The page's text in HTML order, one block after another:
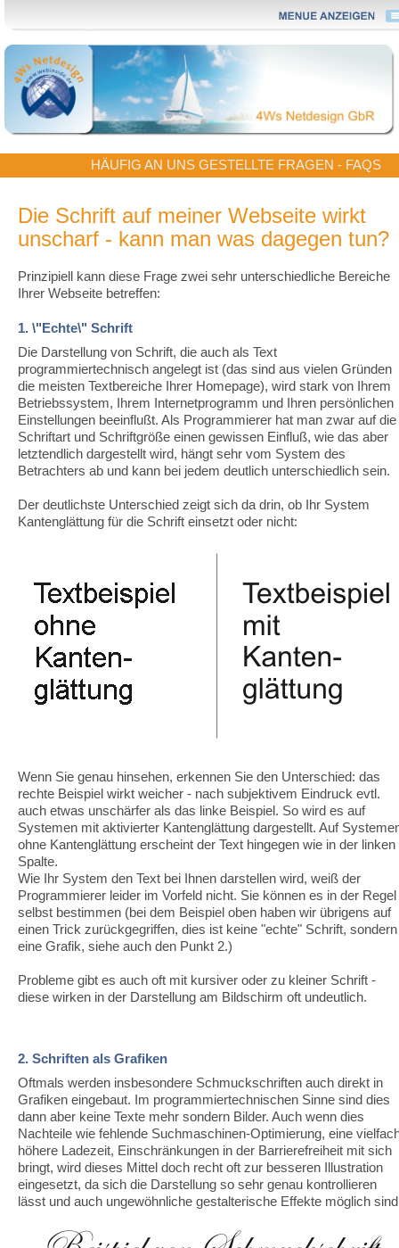
HÄUFIG AN UNS GESTELLTE FRAGEN - FAQS
Die Schrift auf meiner Webseite wirkt
unscharf - kann man was dagegen tun?
Prinzipiell kann diese Frage zwei sehr unterschiedliche Bereiche
Ihrer Webseite betreffen:
1. \"Echte\" Schrift
Die Darstellung von Schrift, die auch als Text
programmiertechnisch angelegt ist (das sind aus vielen Gründen
die meisten Textbereiche Ihrer Homepage), wird stark von Ihrem
Betriebssystem, Ihrem Internetprogramm und Ihren persönlichen
Einstellungen beeinflußt. Als Programmierer hat man zwar auf die
Schriftart und Schriftgröße einen gewissen Einfluß, wie das aber
letztendlich dargestellt wird, hängt sehr vom System des
Betrachters ab und kann bei jedem deutlich unterschiedlich sein.
Der deutlichste Unterschied zeigt sich da drin, ob Ihr System
Kantenglättung für die Schrift einsetzt oder nicht:
Wenn Sie genau hinsehen, erkennen Sie den Unterschied: das
rechte Beispiel wirkt weicher - nach subjektivem Eindruck evtl.
auch etwas unschärfer als das linke Beispiel. So wird es auf
Systemen mit aktivierter Kantenglättung dargestellt. Auf
ohne Kantenglättung erscheint der Text hingegen wie in der linken
Spalte.
Wie Ihr System den Text bei Ihnen darstellen wird, weiß der
Programmierer leider im Vorfeld nicht. Sie können es in der Regel
selbst bestimmen (bei dem Beispiel oben haben wir übrigens auf
einen Trick zurückgegriffen, dies ist keine "echte" Schrift, sondern
eine Grafik, siehe auch den Punkt 2.)
Probleme gibt es auch oft mit kursiver oder zu kleiner Schrift -
diese wirken in der Darstellung am Bildschirm oft undeutlich.
2. Schriften als Grafiken
Oftmals werden insbesondere Schmuckschriften auch direkt in
Grafiken eingebaut. Im programmiertechnischen Sinne sind dies
dann aber keine Texte mehr sondern Bilder. Auch wenn dies
Nachteile wie fehlende Suchmaschinen-Optimierung, eine
höhere Ladezeit, Einschränkungen in der Barrierefreiheit mit sich
bringt, wird dieses Mittel doch recht oft zur besseren Illustration
eingesetzt, da sich die Darstellung so sehr genau kontrollieren
lässt und auch ungewöhnliche gestalterische Effekte möglich